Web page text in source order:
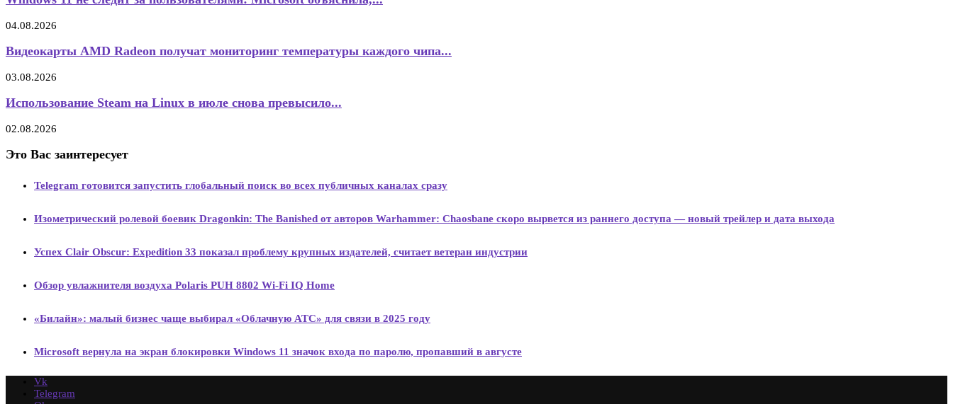
04.08.2026
Видеокарты AMD Radeon получат мониторинг температуры каждого чипа...
03.08.2026
Использование Steam на Linux в июле снова превысило...
02.08.2026
Это Вас заинтересует
Telegram готовится запустить глобальный поиск во всех публичных каналах сразу
Изометрический ролевой боевик Dragonkin: The Banished от авторов Warhammer: Chaosbane скоро вырвется из раннего доступа — новый трейлер и дата выхода
Успех Clair Obscur: Expedition 33 показал проблему крупных издателей, считает ветеран индустрии
Обзор увлажнителя воздуха Polaris PUH 8802 Wi-Fi IQ Home
«Билайн»: малый бизнес чаще выбирал «Облачную АТС» для связи в 2025 году
Microsoft вернула на экран блокировки Windows 11 значок входа по паролю, пропавший в августе
Vk
Telegram